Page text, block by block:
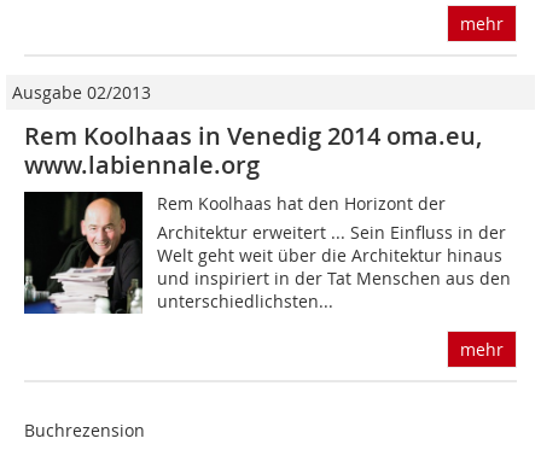
mehr
Ausgabe 02/2013
Rem Koolhaas in Venedig 2014 oma.eu,
www.labiennale.org
Rem Koolhaas hat den Horizont der
Architektur erweitert ... Sein Einfluss in der
Welt geht weit über die Architektur hinaus
und inspiriert in der Tat Menschen aus den
unterschiedlichsten...
mehr
Buchrezension